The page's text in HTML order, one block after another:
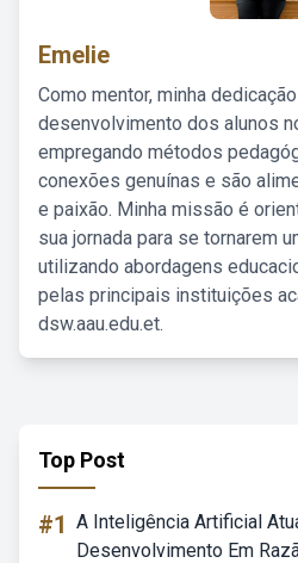
Emelie
Como mentor, minha
desenvolvimento dos alunos
empregando métodos
conexões genuínas e são
e paixão. Minha missão é
sua jornada para se tornarem
utilizando abordagens
pelas principais instituições
dsw.aau.edu.et.
Top Post
#1 A Inteligência Artificial
Desenvolvimento Em